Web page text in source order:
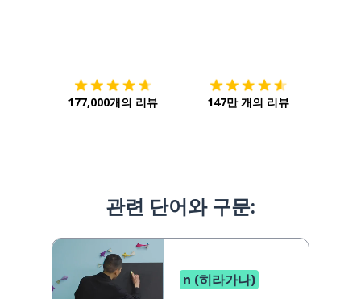
177,000개의 리뷰 147만 개의 리뷰
관련 단어와 구문:
n (히라가나)